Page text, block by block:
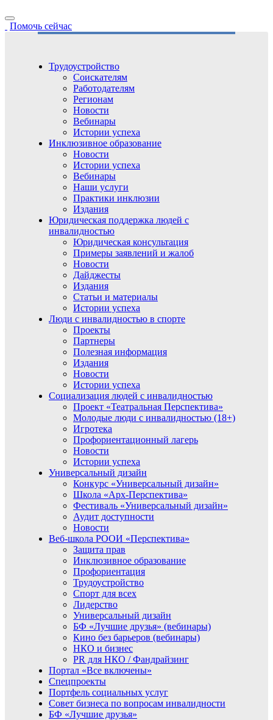
Помочь сейчас
Трудоустройство
Соискателям
Работодателям
Регионам
Новости
Вебинары
Истории успеха
Инклюзивное образование
Новости
Истории успеха
Вебинары
Наши услуги
Практики инклюзии
Издания
Юридическая поддержка людей с
инвалидностью
Юридическая консультация
Примеры заявлений и жалоб
Новости
Дайджесты
Издания
Статьи и материалы
Истории успеха
Люди с инвалидностью в спорте
Проекты
Партнеры
Полезная информация
Издания
Новости
Истории успеха
Социализация людей с инвалидностью
Проект «Театральная Перспектива»
Молодые люди с инвалидностью (18+)
Игротека
Профориентационный лагерь
Новости
Истории успеха
Универсальный дизайн
Конкурс «Универсальный дизайн»
Школа «Арх-Перспектива»
Фестиваль «Универсальный дизайн»
Аудит доступности
Новости
Веб-школа РООИ «Перспектива»
Защита прав
Инклюзивное образование
Профориентация
Трудоустройство
Спорт для всех
Лидерство
Универсальный дизайн
БФ «Лучшие друзья» (вебинары)
Кино без барьеров (вебинары)
НКО и бизнес
PR для НКО / Фандрайзинг
Портал «Все включены»
Спецпроекты
Портфель социальных услуг
Совет бизнеса по вопросам инвалидности
БФ «Лучшие друзья»